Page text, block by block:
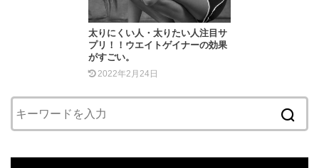
太りにくい人・太りたい人注目サ
プリ！！ウエイトゲイナーの効果
がすごい。
2022年2月24日